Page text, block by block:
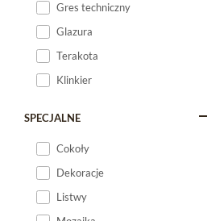
Gres techniczny
Glazura
Terakota
Klinkier
SPECJALNE
Cokoły
Dekoracje
Listwy